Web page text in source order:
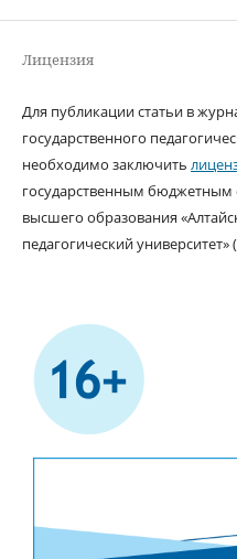
Лицензия
Для публикации статьи в
государственного
необходимо заключить
государственным
высшего образования
педагогический